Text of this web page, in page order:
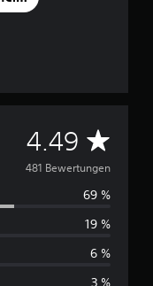
4.49 D
u
r
c
h
481 Bewertungen
69 %
19 %
6 %
3 %